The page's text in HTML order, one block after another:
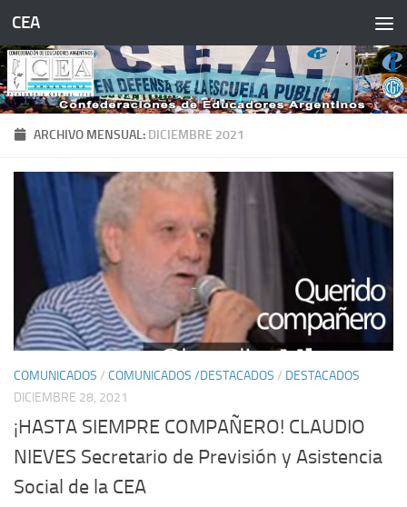
Saltar al contenido
CEA
ARCHIVO MENSUAL: DICIEMBRE 2021
COMUNICADOS / COMUNICADOS /DESTACADOS / DESTACADOS
DICIEMBRE 28, 2021
¡HASTA SIEMPRE COMPAÑERO! CLAUDIO
NIEVES Secretario de Previsión y Asistencia
Social de la CEA